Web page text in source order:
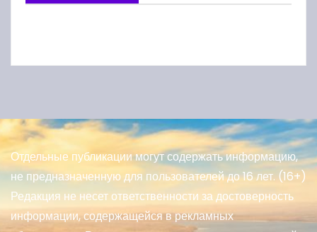
Отдельные публикации могут содержать информацию,
не предназначенную для пользователей до 16 лет. (16+)
Редакция не несет ответственности за достоверность
информации, содержащейся в рекламных